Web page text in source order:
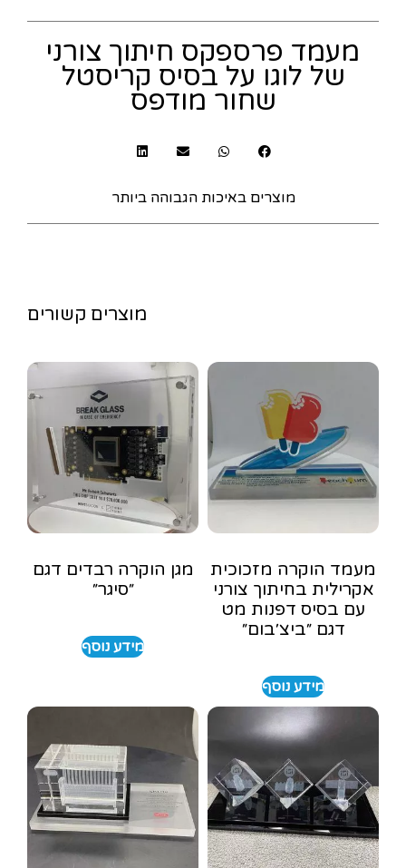
מעמד פרספקס חיתוך צורני
של לוגו על בסיס קריסטל
שחור מודפס
מוצרים באיכות הגבוהה ביותר
מוצרים קשורים
מעמד הוקרה מזכוכית
אקרילית בחיתוך צורני
עם בסיס דפנות מט
דגם ״ביצ׳בום״
מידע נוסף
מגן הוקרה רבדים דגם
״סיגר״
מידע נוסף